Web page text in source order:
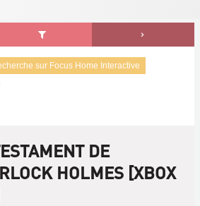
sur Focus Home Interactive
DE
HOLMES [XBOX